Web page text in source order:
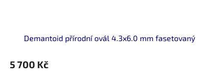
Demantoid přírodní ovál 4.3x6.0 mm fasetovaný
5 700 Kč